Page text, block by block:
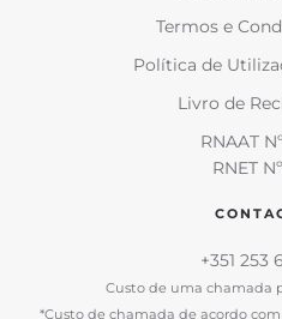
Termos e
Política de
Livro de
RNAAT
RNET
+351 253
Custo de uma chamada
*Custo de chamada de acordo